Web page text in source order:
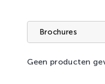
Geen producten